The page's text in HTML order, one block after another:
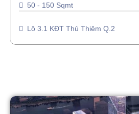
50 - 150 Sqmt
Lô 3.1 KĐT Thủ Thiêm Q.2